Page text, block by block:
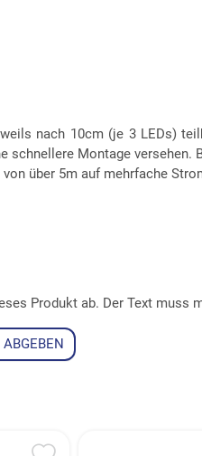
nach 10cm (je 3 LEDs)
schnellere Montage
über 5m auf mehrfache
Produkt ab. Der Text muss